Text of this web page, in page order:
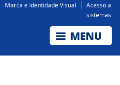
Marca e Identidade Visual
Acesso a
sistemas